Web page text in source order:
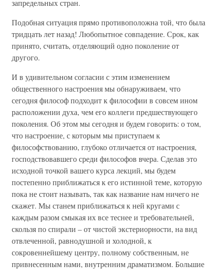
запредельных стран.
Подобная ситуация прямо противоположна той, что была
тридцать лет назад! Любопытное совпадение. Срок, как
принято, считать, отделяющий одно поколение от
другого.
И в удивительном согласии с этим изменением
общественного настроения мы обнаруживаем, что
сегодня философ подходит к философии в совсем ином
расположении духа, чем его коллеги предшествующего
поколения. Об этом мы сегодня и будем говорить: о том,
что настроение, с которым мы приступаем к
философствованию, глубоко отличается от настроения,
господствовавшего среди философов вчера. Сделав это
исходной точкой вашего курса лекций, мы будем
постепенно приближаться к его истинной теме, которую
пока не стоит называть, так как название нам ничего не
скажет. Мы станем приближаться к ней кругами с
каждым разом смыкая их все теснее и требовательней,
скользя по спирали – от чистой экстериорности, на вид
отвлеченной, равнодушной и холодной, к
сокровеннейшему центру, полному собственным, не
привнесенным нами, внутренним драматизмом. Большие